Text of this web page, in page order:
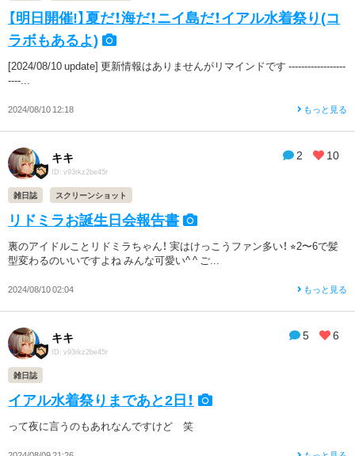
【明日開催!】夏だ！海だ！ニイ島だ！イアル水着祭り(コ
ラボもあるよ)
[2024/08/10 update] 更新情報はありませんがリマインドです ------------------
----...
2024/08/10 12:18 もっと見る
2 10
キキ
ID: v93rkz2be45r
雑日誌 スクリーンショット
リドミラお誕生日会報告書
裏のアイドルことリドミラちゃん！ 実はけっこうファン多い！ ⭐︎2〜6で髪
型変わるのいいですよね みんな可愛い^ ^ ご...
2024/08/10 02:04 もっと見る
5 6
キキ
ID: v93rkz2be45r
雑日誌
イアル水着祭りまであと2日！
って夜に言うのもあれなんですけど 笑